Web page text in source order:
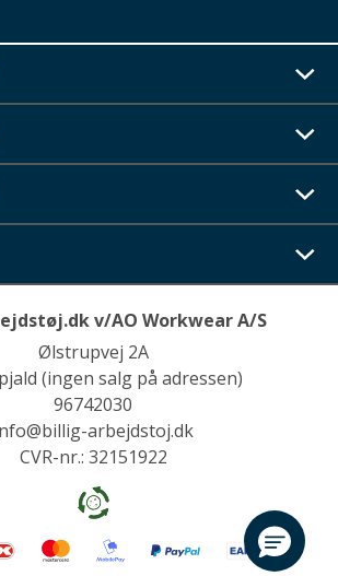
v/AO Workwear A/S
Ølstrupvej 2A
(ingen salg på adressen)
96742030
arbejdstoj.dk
CVR-nr.: 32151922